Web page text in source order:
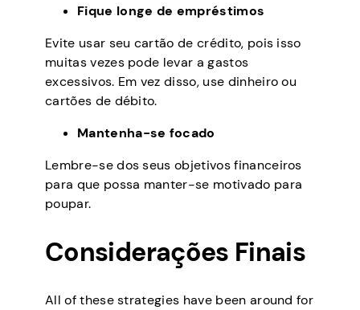
Fique longe de empréstimos
Evite usar seu cartão de crédito, pois isso
muitas vezes pode levar a gastos
excessivos. Em vez disso, use dinheiro ou
cartões de débito.
Mantenha-se focado
Lembre-se dos seus objetivos financeiros
para que possa manter-se motivado para
poupar.
Considerações Finais
All of these strategies have been around for